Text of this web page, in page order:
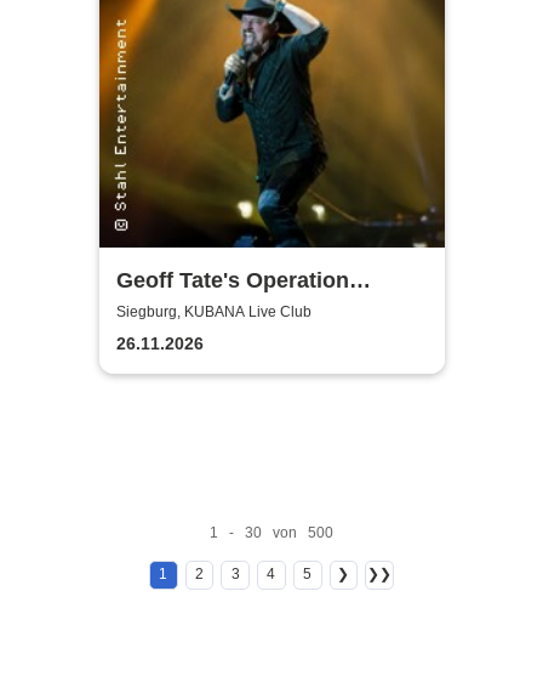
Geoff Tate's Operation
Mindcrime - The Final
Chapter
Siegburg, KUBANA Live Club
26.11.2026
1 - 30 von 500
1 2 3 4 5 ❯ ❯❯